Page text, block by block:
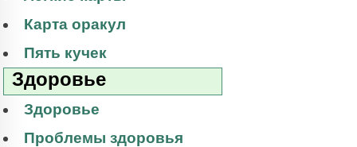
Карта оракул
Пять кучек
Здоровье
Здоровье
Проблемы здоровья